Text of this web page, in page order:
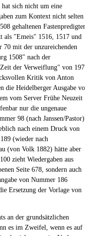
sich nicht um eine
zum Kontext nicht selten
gehaltenen
als "Emeis" 1516, 1517 und
mit der unzureichenden
1508" nach der
der Verweiflung" von
Kritik von Anton
die Heidelberger Ausgabe
vom Server Frühe Neuzeit
nur die ungenaue
98 (nach Janssen/Pastor)
nach einem Druck von
(wieder nach
(von Volk 1882) hätte aber
zieht Wiedergaben aus
Seite 678, sondern auch
von Nummer 186
Ersetzung der Vorlage von
an der grundsätzlichen
es im Zweifel, wenn es auf